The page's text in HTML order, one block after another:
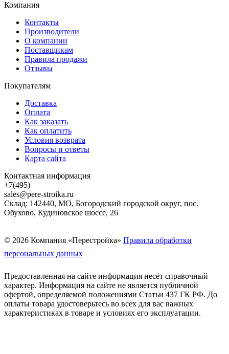
Компания
Контакты
Производители
О компании
Поставщикам
Правила продажи
Отзывы
Покупателям
Доставка
Оплата
Как заказать
Как оплатить
Условия возврата
Вопросы и ответы
Карта сайта
Контактная информация
+7(495)
sales@pere-stroika.ru
Склад: 142440, МО, Богородский городской округ, пос.
Обухово, Кудиновское шоссе, 26
© 2026 Компания «Перестройка» Правила обработки
персональных данных
Предоставленная на сайте информация несёт справочный
характер. Информация на сайте не является публичной
офертой, определяемой положениями Статьи 437 ГК РФ. До
оплаты товара удостоверьтесь во всех для вас важных
характеристиках в товаре и условиях его эксплуатации.